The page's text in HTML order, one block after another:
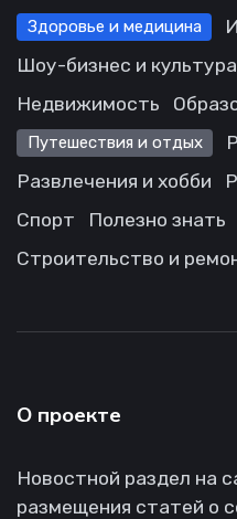
Здоровье и медицина
Шоу-бизнес и культура
Недвижимость
Путешествия и отдых
Развлечения и хобби
Спорт
Полезно знать
Строительство и
О проекте
Новостной раздел на
размещения статей о